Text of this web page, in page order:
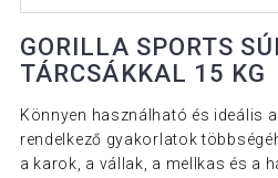
GORILLA SPORTS
TÁRCSÁKKAL 15 KG
Könnyen használható és ideális
rendelkező gyakorlatok
a karok, a vállak, a mellkas és a